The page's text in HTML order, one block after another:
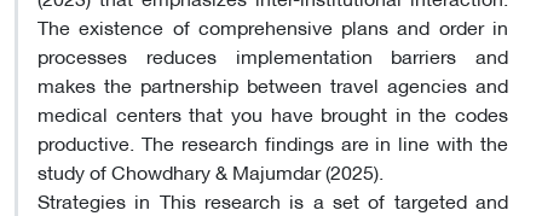
The existence of comprehensive plans and order in
processes reduces implementation barriers and
makes the partnership between travel agencies and
medical centers that you have brought in the codes
productive. The research findings are in line with the
study of Chowdhary & Majumdar (2025).
Strategies in This research is a set of targeted and